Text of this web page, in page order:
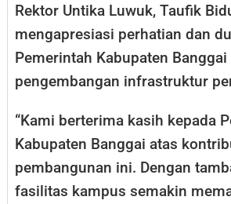
Rektor Untika Luwuk, Taufik
mengapresiasi perhatian dan
Pemerintah Kabupaten
pengembangan infrastruktur
“Kami berterima kasih kepada
Kabupaten Banggai atas
pembangunan ini. Dengan
fasilitas kampus semakin